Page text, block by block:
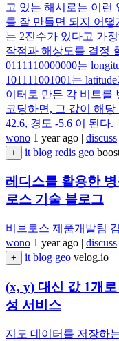
고 있는 해시로는 이런
를 잘 만들면 되지 어떻
는 2진수가 있다고 가
작점과 해상도를 결정
0111110000000는
101111001001는
이터로 만든 각 비트를
코딩하면, 그 값이 해
42.6, 경도 -5.6 이 된다.
wono 1 year ago | discuss
+
it blog redis geo
레디스를 활용한
로스 기술 블로그
비브로스 제품개발팀
wono 1 year ago | discuss
+
it blog geo velog.io
(x, y) 대신 값 1개
성 서비스
지도 데이터를 저장하